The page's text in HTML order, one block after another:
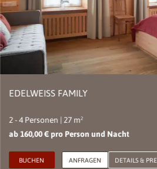
EDELWEISS FAMILY
2 - 4 Personen | 27 m²
ab 160,00 € pro Person und Nacht
BUCHEN ANFRAGEN DETAILS &